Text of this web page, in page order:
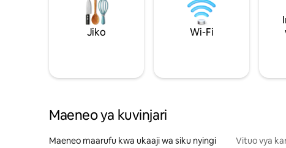
Jiko Wi-Fi
Maeneo ya kuvinjari
Maeneo maarufu kwa ukaaji wa siku nyingi Vituo vya